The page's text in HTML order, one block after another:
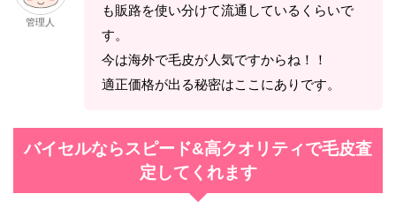
管理人
も販路を使い分けて流通しているくらいで
す。
今は海外で毛皮が人気ですからね！！
適正価格が出る秘密はここにありです。
バイセルならスピード&高クオリティで毛皮査
定してくれます